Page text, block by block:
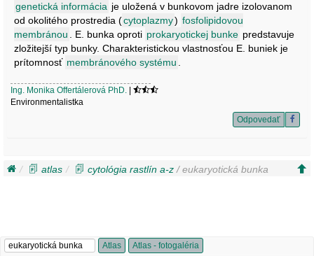
genetická informácia je uložená v bunkovom jadre izolovanom
od okolitého prostredia (cytoplazmy) fosfolipidovou
membránou
. E. bunka oproti prokaryotickej bunke predstavuje
zložitejší typ bunky. Charakteristickou vlastnosťou E. buniek je
prítomnosť membránového systému
Ing. Monika Offertálerová PhD.
Environmentalistka
Odpovedať
atlas cytológia rastlín a-z/ eukaryotická bunka
Atlas Atlas - fotogaléria